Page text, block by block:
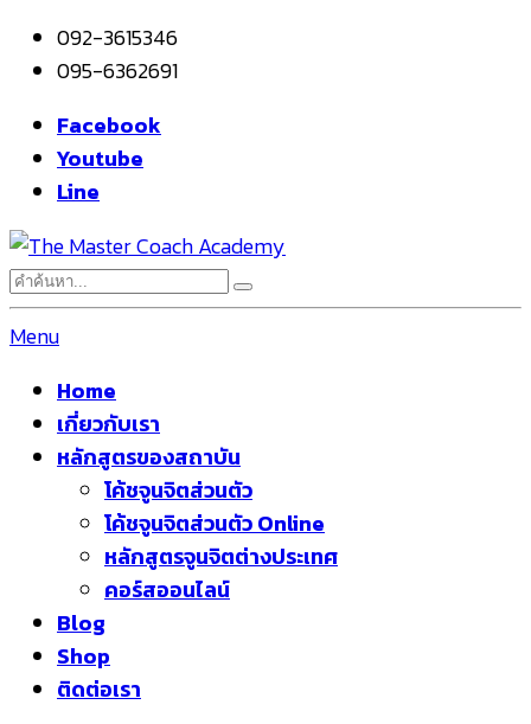
092-3615346
095-6362691
Facebook
Youtube
Line
Menu
Home
เกี่ยวกับเรา
หลักสูตรของสถาบัน
โค้ชจูนจิตส่วนตัว
โค้ชจูนจิตส่วนตัว Online
หลักสูตรจูนจิตต่างประเทศ
คอร์สออนไลน์
Blog
Shop
ติดต่อเรา